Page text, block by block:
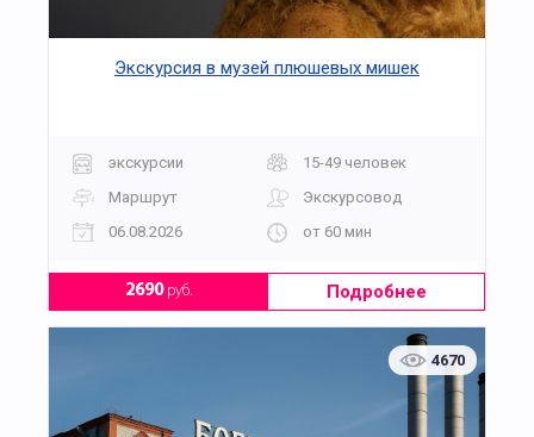
Экскурсия в музей плюшевых мишек
экскурсии
15-49 человек
Маршрут
Экскурсовод
06.08.2026
от 60 мин
2690руб. Подробнее
4670